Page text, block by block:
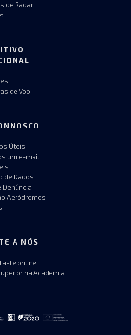
de Radar
de Voo
Úteis
um e-mail
de Dados
Denúncia
Aeródromos
A NÓS
te online
na Academia